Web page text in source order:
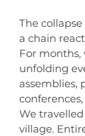
The
a chain
For
unfolding
assemblies,
We
village.